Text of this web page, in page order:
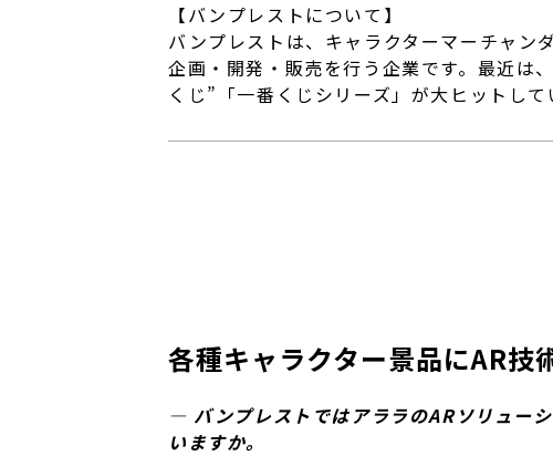
【バンプレストについて】
バンプレストは、キャラクターマーチャン
企画・開発・販売を行う企業です。最近は
くじ”「一番くじシリーズ」が大ヒットして
各種キャラクター景品にAR技
― バンプレストではアララのARソリュー
いますか。